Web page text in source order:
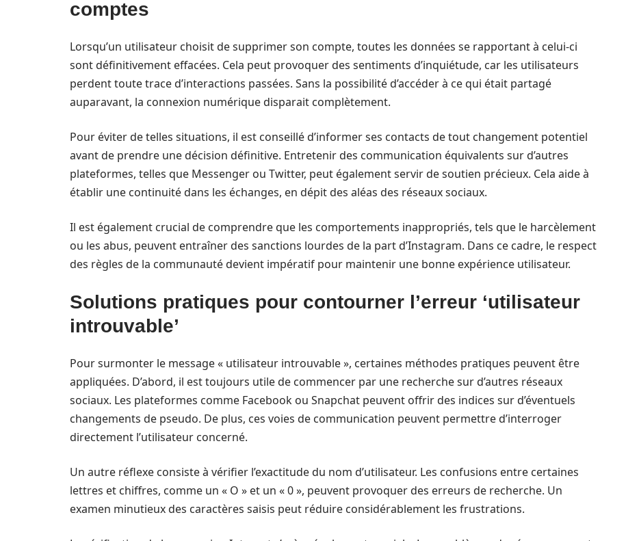
comptes
Lorsqu’un utilisateur choisit de supprimer son compte, toutes les données se rapportant à celui-ci
sont définitivement effacées. Cela peut provoquer des sentiments d’inquiétude, car les utilisateurs
perdent toute trace d’interactions passées. Sans la possibilité d’accéder à ce qui était partagé
auparavant, la connexion numérique disparait complètement.
Pour éviter de telles situations, il est conseillé d’informer ses contacts de tout changement potentiel
avant de prendre une décision définitive. Entretenir des communication équivalents sur d’autres
plateformes, telles que Messenger ou Twitter, peut également servir de soutien précieux. Cela aide à
établir une continuité dans les échanges, en dépit des aléas des réseaux sociaux.
Il est également crucial de comprendre que les comportements inappropriés, tels que le harcèlement
ou les abus, peuvent entraîner des sanctions lourdes de la part d’Instagram. Dans ce cadre, le respect
des règles de la communauté devient impératif pour maintenir une bonne expérience utilisateur.
Solutions pratiques pour contourner l’erreur ‘utilisateur
introuvable’
Pour surmonter le message « utilisateur introuvable », certaines méthodes pratiques peuvent être
appliquées. D’abord, il est toujours utile de commencer par une recherche sur d’autres réseaux
sociaux. Les plateformes comme Facebook ou Snapchat peuvent offrir des indices sur d’éventuels
changements de pseudo. De plus, ces voies de communication peuvent permettre d’interroger
directement l’utilisateur concerné.
Un autre réflexe consiste à vérifier l’exactitude du nom d’utilisateur. Les confusions entre certaines
lettres et chiffres, comme un « O » et un « 0 », peuvent provoquer des erreurs de recherche. Un
examen minutieux des caractères saisis peut réduire considérablement les frustrations.